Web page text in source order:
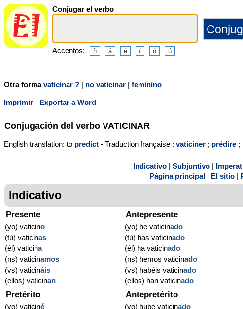
Conjugar el verbo
Accentos:
Otra formavaticinar ? | no vaticinar | feminino
Imprimir - Exportar a Word
Conjugación del verbo VATICINAR
English translation: to predict - Traduction française : vaticiner ; prédire ;
Indicativo Subjuntivo
Página principal
El sitio
Indicativo
Presente
(yo) vaticino
(tú) vaticinas
(él) vaticina
(ns) vaticinamos
(vs) vaticináis
(ellos) vaticinan
Antepresente
(yo) he vaticinado
(tú) has vaticinado
(él) ha vaticinado
(ns) hemos vaticinado
(vs) habéis vaticinado
(ellos) han vaticinado
Pretérito
(yo) vaticiné
Antepretérito
(yo) hube vaticinado